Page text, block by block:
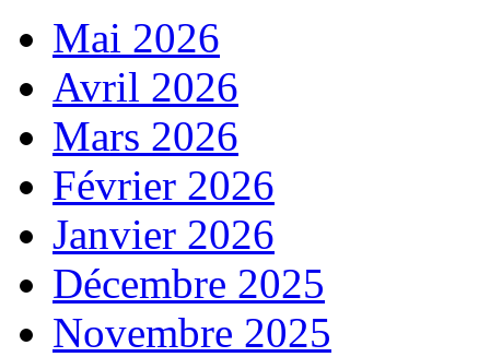
Mai 2026
Avril 2026
Mars 2026
Février 2026
Janvier 2026
Décembre 2025
Novembre 2025